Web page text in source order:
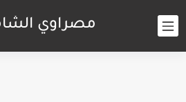
مصراوي